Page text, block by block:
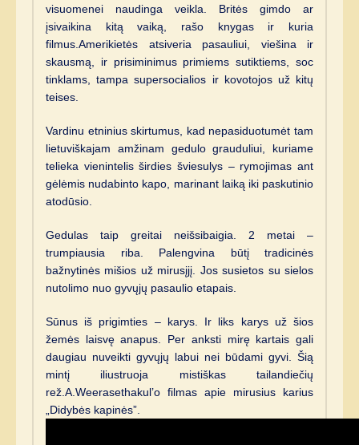
visuomenei naudinga veikla. Britės gimdo ar
įsivaikina kitą vaiką, rašo knygas ir kuria
filmus.Amerikietės atsiveria pasauliui, viešina ir
skausmą, ir prisiminimus primiems sutiktiems, soc
tinklams, tampa supersocialios ir kovotojos už kitų
teises.
Vardinu etninius skirtumus, kad nepasiduotumėt tam
lietuviškajam amžinam gedulo grauduliui, kuriame
telieka vienintelis širdies šviesulys – rymojimas ant
gėlėmis nudabinto kapo, marinant laiką iki paskutinio
atodūsio.
Gedulas taip greitai neišsibaigia. 2 metai –
trumpiausia riba. Palengvina būtį tradicinės
bažnytinės mišios už mirusįjį. Jos susietos su sielos
nutolimo nuo gyvųjų pasaulio etapais.
Sūnus iš prigimties – karys. Ir liks karys už šios
žemės laisvę anapus. Per anksti mirę kartais gali
daugiau nuveikti gyvųjų labui nei būdami gyvi. Šią
mintį iliustruoja mistiškas tailandiečių
rež.A.Weerasethakul’o filmas apie mirusius karius
„Didybės kapinės”.